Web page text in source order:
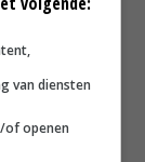
en
van diensten
of openen